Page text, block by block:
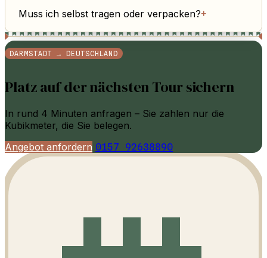
Muss ich selbst tragen oder verpacken?+
DARMSTADT → DEUTSCHLAND
Platz auf der nächsten Tour sichern
In rund 4 Minuten anfragen – Sie zahlen nur die
Kubikmeter, die Sie belegen.
Angebot anfordern 0157 92638890